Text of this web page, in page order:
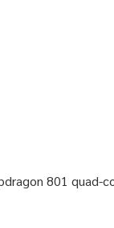
801 quad-